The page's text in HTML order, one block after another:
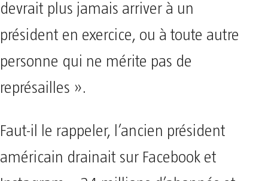
devrait plus jamais arriver à un
président en exercice, ou à toute autre
personne qui ne mérite pas de
représailles ».
Faut-il le rappeler, l’ancien président
américain drainait sur Facebook et